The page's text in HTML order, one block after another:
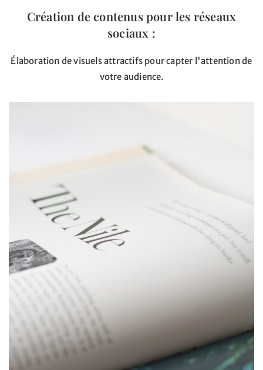
Création de contenus pour les réseaux
sociaux :
Élaboration de visuels attractifs pour capter l'attention de
votre audience.